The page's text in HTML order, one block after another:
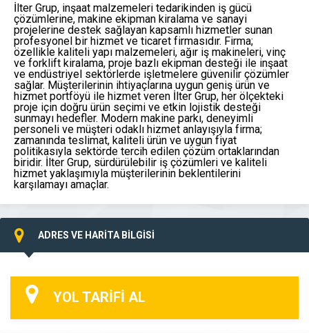
İlter Grup, inşaat malzemeleri tedarikinden iş gücü
çözümlerine, makine ekipman kiralama ve sanayi
projelerine destek sağlayan kapsamlı hizmetler sunan
profesyonel bir hizmet ve ticaret firmasıdır. Firma;
özellikle kaliteli yapı malzemeleri, ağır iş makineleri, vinç
ve forklift kiralama, proje bazlı ekipman desteği ile inşaat
ve endüstriyel sektörlerde işletmelere güvenilir çözümler
sağlar. Müşterilerinin ihtiyaçlarına uygun geniş ürün ve
hizmet portföyü ile hizmet veren İlter Grup, her ölçekteki
proje için doğru ürün seçimi ve etkin lojistik desteği
sunmayı hedefler. Modern makine parkı, deneyimli
personeli ve müşteri odaklı hizmet anlayışıyla firma;
zamanında teslimat, kaliteli ürün ve uygun fiyat
politikasıyla sektörde tercih edilen çözüm ortaklarından
biridir. İlter Grup, sürdürülebilir iş çözümleri ve kaliteli
hizmet yaklaşımıyla müşterilerinin beklentilerini
karşılamayı amaçlar.
ADRES VE HARİTA BİLGİSİ
YOL TARİFİ AL